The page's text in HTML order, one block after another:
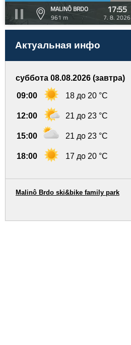
MALINÔ BRDO
961 m
17:55
7. 8. 2026
Актуальная инфо
суббота 08.08.2026 (завтра)
09:00 18 до 20 °C
12:00 21 до 23 °C
15:00 21 до 23 °C
18:00 17 до 20 °C
Malinô Brdo ski&bike family park